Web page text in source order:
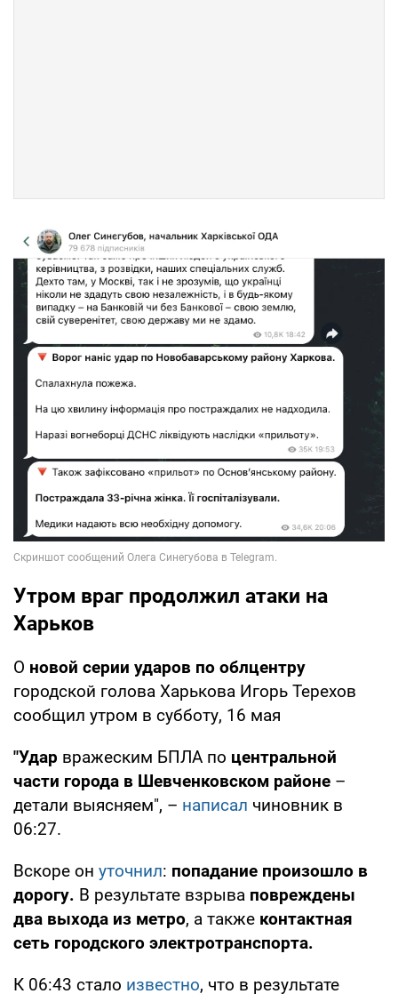
Утром враг продолжил атаки на
Харьков
О новой серии ударов по облцентру
городской голова Харькова Игорь Терехов
сообщил утром в субботу, 16 мая
"Удар вражеским БПЛА по центральной
части города в Шевченковском районе –
детали выясняем", – написал чиновник в
06:27.
Вскоре он уточнил: попадание произошло в
дорогу. В результате взрыва повреждены
два выхода из метро, а также контактная
сеть городского электротранспорта.
К 06:43 стало известно, что в результате